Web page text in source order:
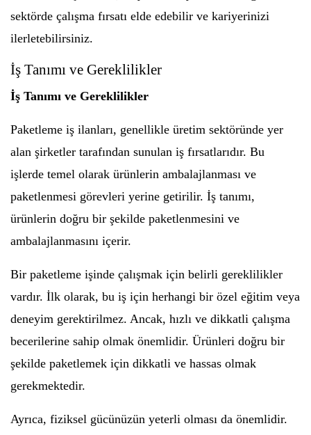
sektörde çalışma fırsatı elde edebilir ve kariyerinizi
ilerletebilirsiniz.
İş Tanımı ve Gereklilikler
İş Tanımı ve Gereklilikler
Paketleme iş ilanları, genellikle üretim sektöründe yer
alan şirketler tarafından sunulan iş fırsatlarıdır. Bu
işlerde temel olarak ürünlerin ambalajlanması ve
paketlenmesi görevleri yerine getirilir. İş tanımı,
ürünlerin doğru bir şekilde paketlenmesini ve
ambalajlanmasını içerir.
Bir paketleme işinde çalışmak için belirli gereklilikler
vardır. İlk olarak, bu iş için herhangi bir özel eğitim veya
deneyim gerektirilmez. Ancak, hızlı ve dikkatli çalışma
becerilerine sahip olmak önemlidir. Ürünleri doğru bir
şekilde paketlemek için dikkatli ve hassas olmak
gerekmektedir.
Ayrıca, fiziksel gücünüzün yeterli olması da önemlidir.